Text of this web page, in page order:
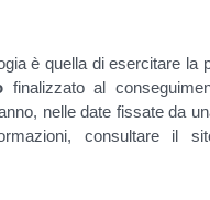
è quella di esercitare la
finalizzato al
nelle date fissate da
consultare il